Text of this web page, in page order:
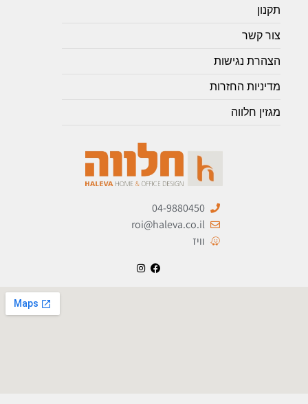
תקנון
צור קשר
הצהרת נגישות
מדיניות החזרות
מגזין חלווה
04-9880450
roi@haleva.co.il
וויז